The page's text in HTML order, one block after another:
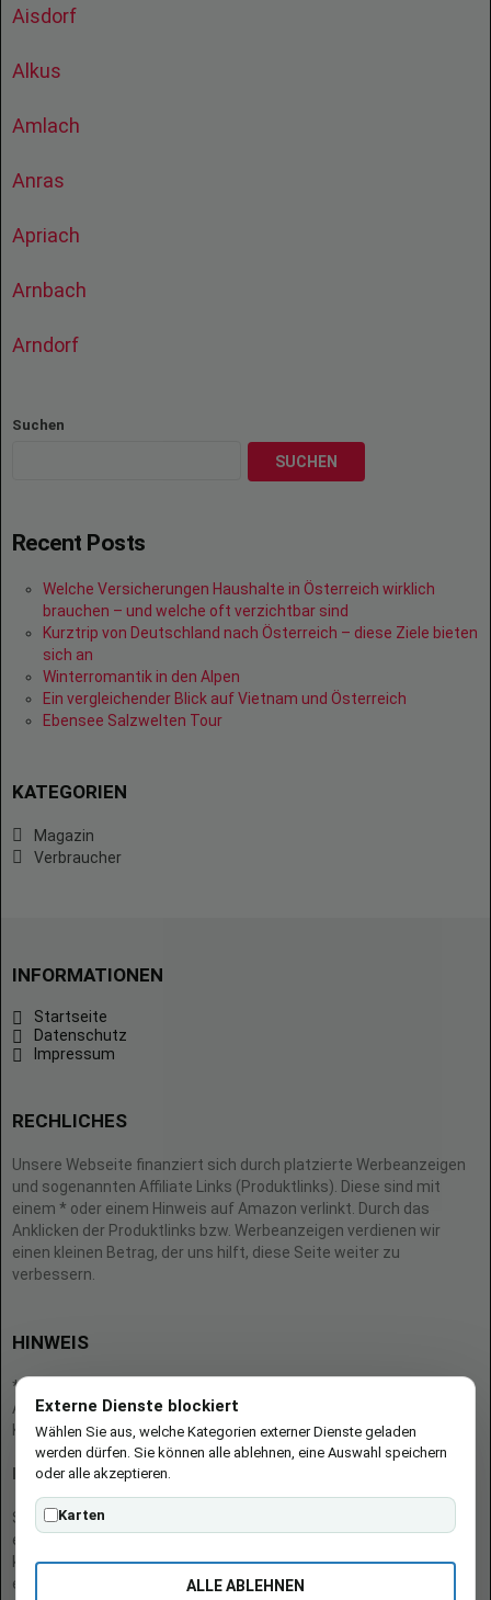
Aisdorf
Alkus
Amlach
Anras
Apriach
Arnbach
Arndorf
Suchen
SUCHEN
Recent Posts
Welche Versicherungen Haushalte in Österreich wirklich
brauchen – und welche oft verzichtbar sind
Kurztrip von Deutschland nach Österreich – diese Ziele bieten
sich an
Winterromantik in den Alpen
Ein vergleichender Blick auf Vietnam und Österreich
Ebensee Salzwelten Tour
KATEGORIEN
Magazin
Verbraucher
INFORMATIONEN
Startseite
Datenschutz
Impressum
RECHLICHES
Unsere Webseite finanziert sich durch platzierte Werbeanzeigen
und sogenannten Affiliate Links (Produktlinks). Diese sind mit
einem * oder einem Hinweis auf Amazon verlinkt. Durch das
Anklicken der Produktlinks bzw. Werbeanzeigen verdienen wir
einen kleinen Betrag, der uns hilft, diese Seite weiter zu
verbessern.
HINWEIS
* = Afilliate-Link (=Werbung)
Als Amazon-Partner verdient der Seitenbetreiber an qualifizierten
Käufen.
Hinweis zu Preisen und Verfügbarkeiten
Sofern Produktpreise und Verfügbarkeiten angezeigt werden,
entsprechen diese dem angegebenen Stand (Datum/Uhrzeit) und
können sich auf der verlinkten Seite jederzeit ändern. Für den Kauf
eines Produkts gelten die Angaben zu Preis und Verfügbarkeit, die
Externe Dienste blockiert
Wählen Sie aus, welche Kategorien externer Dienste geladen
werden dürfen. Sie können alle ablehnen, eine Auswahl speichern
oder alle akzeptieren.
Karten
ALLE ABLEHNEN